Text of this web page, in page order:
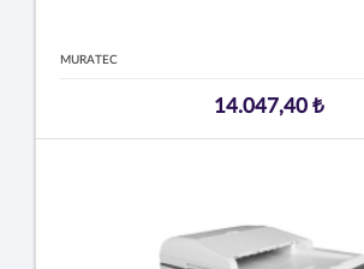
MURATEC
14.047,40 ₺